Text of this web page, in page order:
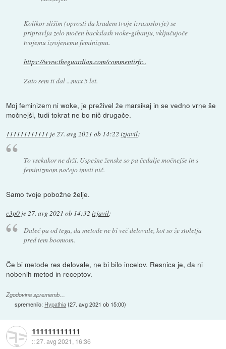
Kolikor slišim (oprosti da kradem tvoje izrazoslovje) se
pripravlja zelo močen backslash woke-gibanju, vključujoče
tvojemu izrojenemu feminizmu.
https://www.theguardian.com/commentisfr...
Zato sem ti dal ...max 5 let.
Moj feminizem ni woke, je preživel že marsikaj in se vedno vrne še
močnejši, tudi tokrat ne bo nič drugače.
111111111111 je 27. avg 2021 ob 14:22 izjavil:
To vsekakor ne drži. Uspešne ženske so pa čedalje močnejše in s
feminizmom nočejo imeti nič.
Samo tvoje pobožne želje.
c3p0 je27. avg 2021 ob 14:32 izjavil:
Daleč pa od tega, da metode ne bi več delovale, kot so že stoletja
pred tem boomom.
Če bi metode res delovale, ne bi bilo incelov. Resnica je, da ni
nobenih metod in receptov.
Zgodovina sprememb…
spremenilo: Hypathia(27. avg 2021 ob 15:00)
111111111111
::27. avg 2021, 16:36